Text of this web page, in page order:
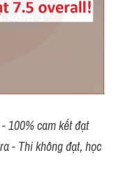
100% cam kết đạt
- Thi không đạt, học